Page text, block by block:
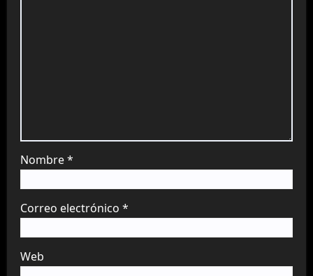
Nombre*
Correo electrónico *
Web